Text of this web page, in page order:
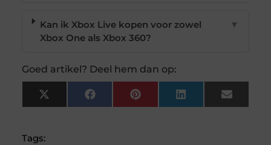
Kan ik Xbox Live kopen voor zowel
Xbox One als Xbox 360?
▼
Goed artikel? Deel hem dan op:
X
(Twitter)
FacebookPinterest LinkedIn Email
Tags: